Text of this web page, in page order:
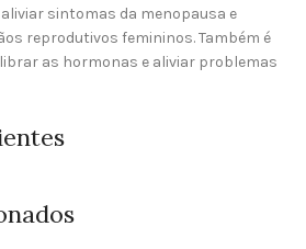
sintomas da menopausa e
reprodutivos femininos. Também é
as hormonas e aliviar problemas